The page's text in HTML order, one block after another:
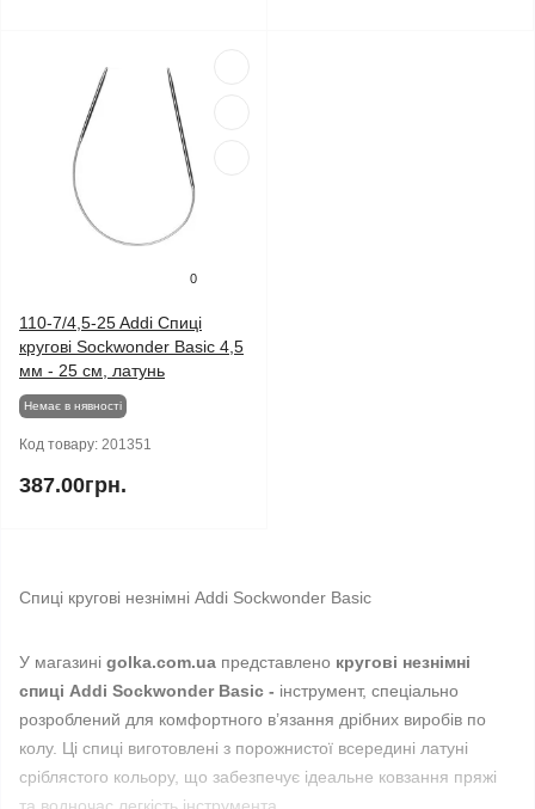
0
110-7/4,5-25 Addi Спиці
кругові Sockwonder Basic 4,5
мм - 25 см, латунь
Немає в нявності
Код товару: 201351
387.00грн.
Спиці кругові незнімні Addi Sockwonder Basic
У магазині golka.com.ua представлено кругові незнімні
спиці Addi Sockwonder Basic - інструмент, спеціально
розроблений для комфортного в’язання дрібних виробів по
колу. Ці спиці виготовлені з порожнистої всередині латуні
сріблястого кольору, що забезпечує ідеальне ковзання пряжі